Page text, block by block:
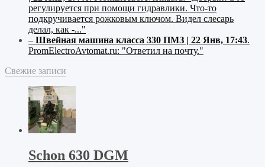
регулируется при помощи гидравлики. Что-то
подкручивается рожковым ключом. Видел слесарь
делал, как -..."
– Швейная машина класса 330 ПМЗ | 22 Янв, 17:43.
PromElectroAvtomat.ru: "Ответил на почту."
Свежие записи
Schon 630 DGM